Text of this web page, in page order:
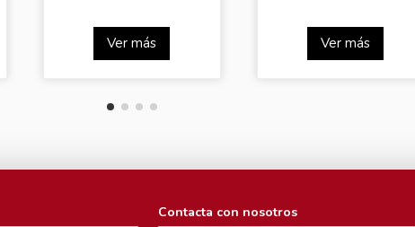
Ver más Ver más
Contacta con nosotros